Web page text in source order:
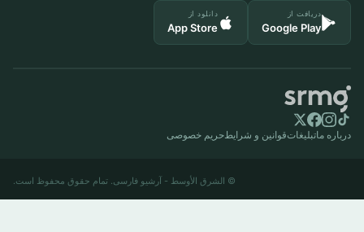
دریافت از
Google Play
دانلود از
App Store
درباره ماتبلیغاتقوانین و شرایط حریم خصوصی
© الشرق الأوسط - آرشیو فارسی. تمام حقوق محفوظ است.